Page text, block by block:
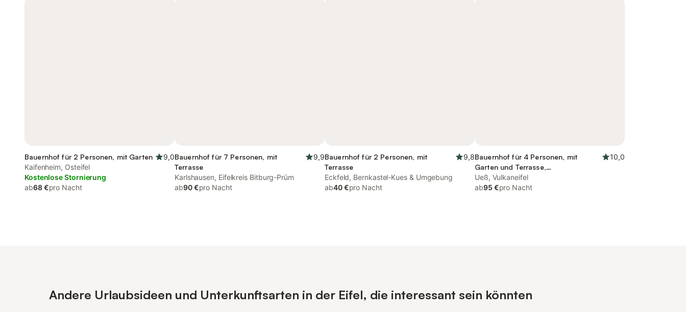
Bauernhof für 2 Personen, mit Garten
9,0
Kaifenheim, Osteifel
Kostenlose Stornierung
ab68 €pro Nacht
Bauernhof für 7 Personen, mit
Terrasse
9,9
Karlshausen, Eifelkreis Bitburg-Prüm
ab90 €pro Nacht
Bauernhof für 2 Personen, mit
Terrasse
9,8
Eckfeld, Bernkastel-Kues & Umgebung
ab40 €pro Nacht
Bauernhof für 4 Personen, mit
Garten und Terrasse,
kinderfreundlich
10,0
Ueß, Vulkaneifel
ab95 €pro Nacht
Andere Urlaubsideen und Unterkunftsarten in der Eifel, die interessant sein könnten